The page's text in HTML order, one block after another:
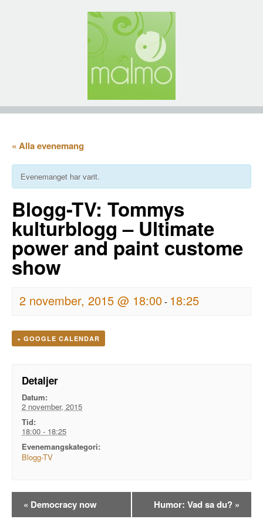
« Alla evenemang
Evenemanget har varit.
Blogg-TV: Tommys
kulturblogg – Ultimate
power and paint custome
show
2 november, 2015 @ 18:00- 18:25
+ GOOGLE CALENDAR
Detaljer
Datum:
2 november, 2015
Tid:
18:00 - 18:25
Evenemangskategori:
Blogg-TV
Evenemangsnavigation
« Democracy now Humor: Vad sa du? »